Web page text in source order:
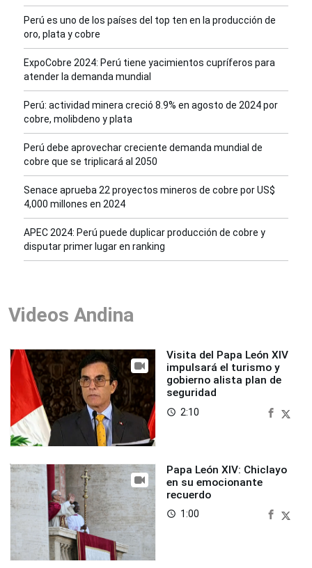
Perú es uno de los países del top ten en la producción de
oro, plata y cobre
ExpoCobre 2024: Perú tiene yacimientos cupríferos para
atender la demanda mundial
Perú: actividad minera creció 8.9% en agosto de 2024 por
cobre, molibdeno y plata
Perú debe aprovechar creciente demanda mundial de
cobre que se triplicará al 2050
Senace aprueba 22 proyectos mineros de cobre por US$
4,000 millones en 2024
APEC 2024: Perú puede duplicar producción de cobre y
disputar primer lugar en ranking
Videos Andina
Visita del Papa León XIV
impulsará el turismo y
gobierno alista plan de
seguridad
access_time 2:10
Papa León XIV: Chiclayo
en su emocionante
recuerdo
access_time 1:00